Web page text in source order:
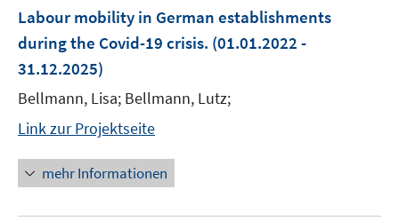
Labour mobility in German establishments
during the Covid-19 crisis. (01.01.2022 -
31.12.2025)
Bellmann, Lisa; Bellmann, Lutz;
Link zur Projektseite
mehr Informationen